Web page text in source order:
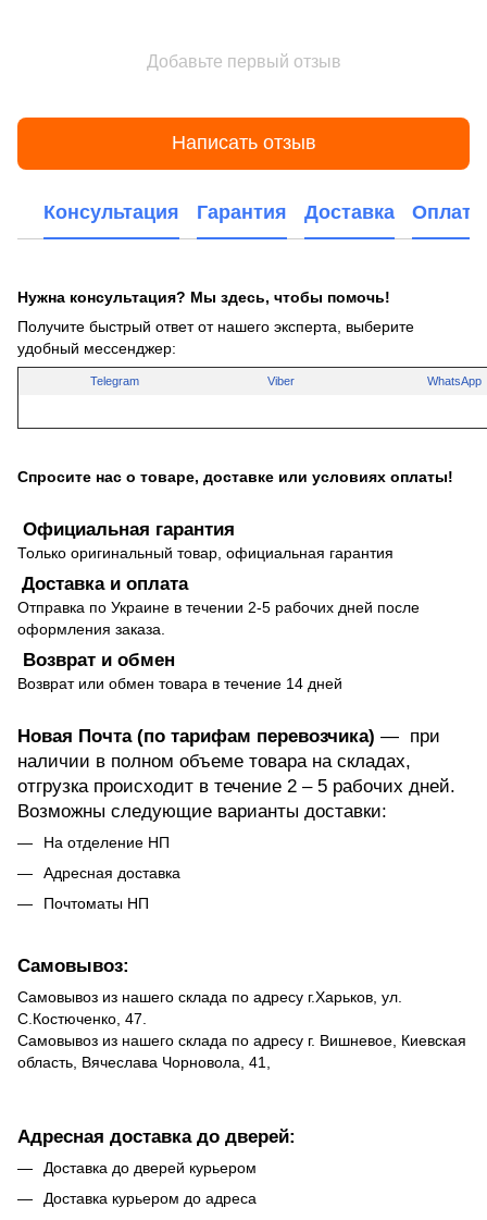
Добавьте первый отзыв
Написать отзыв
Консультация Гарантия Доставка Оплата
Нужна консультация? Мы здесь, чтобы помочь!
Получите быстрый ответ от нашего эксперта, выберите
удобный мессенджер:
Telegram Viber WhatsApp
Спросите нас о товаре, доставке или условиях оплаты!
Официальная гарантия
Только оригинальный товар, официальная гарантия
Доставка и оплата
Отправка по Украине в течении 2-5 рабочих дней после
оформления заказа.
Возврат и обмен
Возврат или обмен товара в течение 14 дней
Новая Почта (по тарифам перевозчика) — при
наличии в полном объеме товара на складах,
отгрузка происходит в течение 2 – 5 рабочих дней.
Возможны следующие варианты доставки:
На отделение НП
Адресная доставка
Почтоматы НП
Самовывоз:
Самовывоз из нашего склада по адресу г.Харьков, ул.
С.Костюченко, 47.
Самовывоз из нашего склада по адресу г. Вишневое, Киевская
область, Вячеслава Чорновола, 41,
Адресная доставка до дверей:
Доставка до дверей курьером
Доставка курьером до адреса